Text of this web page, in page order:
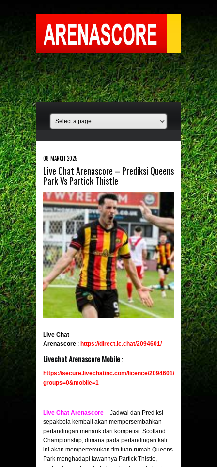
08 MARCH 2025
Live Chat Arenascore – Prediksi Queens
Park Vs Partick Thistle
Live Chat
Arenascore : https://direct.lc.chat/2094601/
Livechat Arenascore Mobile:
https://secure.livechatinc.com/licence/2094601/v2/
groups=0&mobile=1
Live Chat Arenascore – Jadwal dan Prediksi
sepakbola kembali akan mempersembahkan
pertandingan menarik dari kompetisi Scotland
Championship, dimana pada pertandingan kali
ini akan mempertemukan tim tuan rumah Queens
Park menghadapi lawannya Partick Thistle,